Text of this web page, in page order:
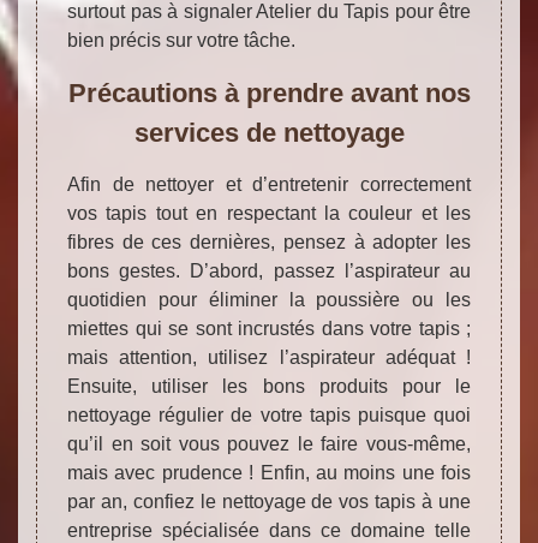
surtout pas à signaler Atelier du Tapis pour être
bien précis sur votre tâche.
Précautions à prendre avant nos
services de nettoyage
Afin de nettoyer et d’entretenir correctement
vos tapis tout en respectant la couleur et les
fibres de ces dernières, pensez à adopter les
bons gestes. D’abord, passez l’aspirateur au
quotidien pour éliminer la poussière ou les
miettes qui se sont incrustés dans votre tapis ;
mais attention, utilisez l’aspirateur adéquat !
Ensuite, utiliser les bons produits pour le
nettoyage régulier de votre tapis puisque quoi
qu’il en soit vous pouvez le faire vous-même,
mais avec prudence ! Enfin, au moins une fois
par an, confiez le nettoyage de vos tapis à une
entreprise spécialisée dans ce domaine telle